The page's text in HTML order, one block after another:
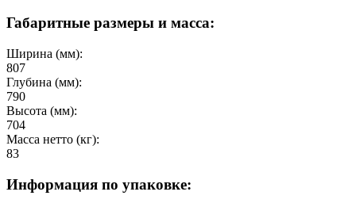
Габаритные размеры и масса:
Ширина (мм):
807
Глубина (мм):
790
Высота (мм):
704
Масса нетто (кг):
83
Информация по упаковке: